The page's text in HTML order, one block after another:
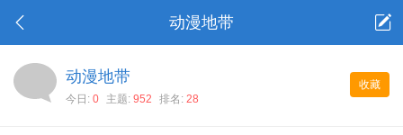
动漫地带
收藏
动漫地带
今日: 0 主题: 952 排名: 28